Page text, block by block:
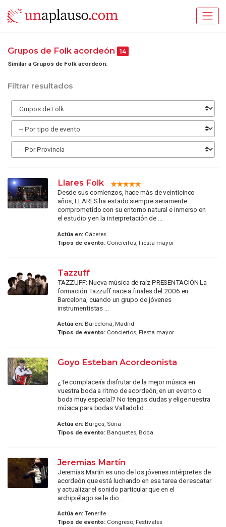
Grupos de Folk acordeón 14
Similar a Grupos de Folk acordeón:
Filtrar resultados
Llares Folk
Desde sus comienzos, hace más de veinticinco
años, LLARES ha estado siempre seriamente
comprometido con su entorno natural e inmerso en
el estudio y en la interpretación de ...
Actúa en:Cáceres
Tipos de evento:Conciertos, Fiesta mayor
Tazzuff
TAZZUFF: Nueva música de raíz PRESENTACIÓN La
formación Tazzuff nace a finales del 2006 en
Barcelona, cuando un grupo de jóvenes
instrumentistas ...
Actúa en:Barcelona, Madrid
Tipos de evento:Conciertos, Fiesta mayor
Goyo Esteban Acordeonista
¿Te complacería disfrutar de la mejor música en
vuestra boda a ritmo de acordeón, en un evento o
boda muy especial? No tengas dudas y elige nuestra
música para bodas Valladolid. ...
Actúa en:Burgos, Soria
Tipos de evento:Banquetes, Boda
Jeremias Martín
Jeremías Martín es uno de los jóvenes intérpretes de
acordeón que está luchando en esa tarea de rescatar
y actualizar el sonido particular que en el
archipiélago se le dio ...
Actúa en:Tenerife
Tipos de evento:Congreso, Festivales